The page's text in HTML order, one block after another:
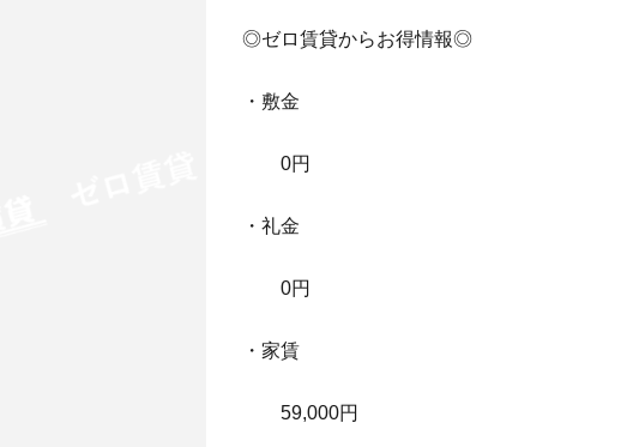
◎ゼロ賃貸からお得情報◎
・敷金
0円
・礼金
0円
・家賃
59,000円